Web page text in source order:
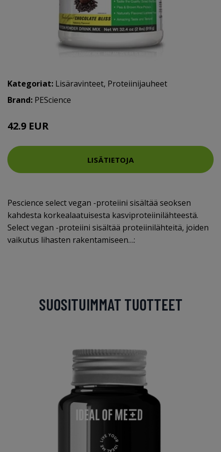
Kategoriat: Lisäravinteet, Proteiinijauheet
Brand: PEScience
42.9 EUR
LISÄTIETOJA
Pescience select vegan -proteiini sisältää seoksen
kahdesta korkealaatuisesta kasviproteiinilähteestä.
Select vegan -proteiini sisältää proteiinilähteitä, joiden
vaikutus lihasten rakentamiseen…:
SUOSITUIMMAT TUOTTEET